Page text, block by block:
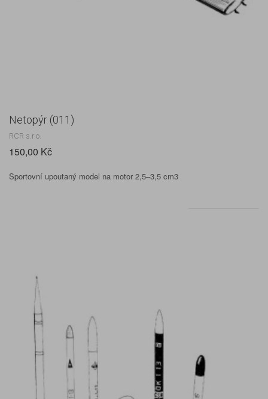
Netopýr (011)
RCR s.r.o.
150,00 Kč
Sportovní upoutaný model na motor 2,5–3,5 cm3